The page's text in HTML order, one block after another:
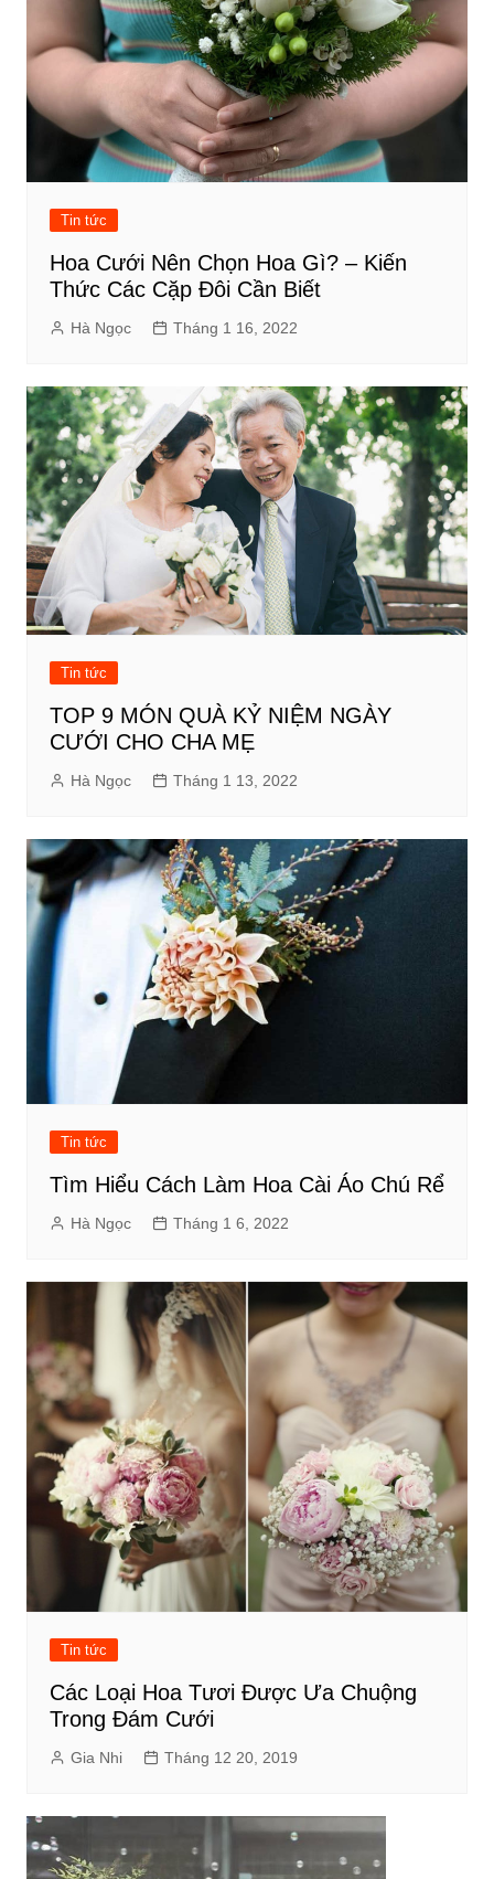
Tin tức
Hoa Cưới Nên Chọn Hoa Gì? – Kiến
Thức Các Cặp Đôi Cần Biết
Hà Ngọc Tháng 1 16, 2022
Tin tức
TOP 9 MÓN QUÀ KỶ NIỆM NGÀY
CƯỚI CHO CHA MẸ
Hà Ngọc Tháng 1 13, 2022
Tin tức
Tìm Hiểu Cách Làm Hoa Cài Áo Chú Rể
Hà Ngọc Tháng 1 6, 2022
Tin tức
Các Loại Hoa Tươi Được Ưa Chuộng
Trong Đám Cưới
Gia Nhi Tháng 12 20, 2019